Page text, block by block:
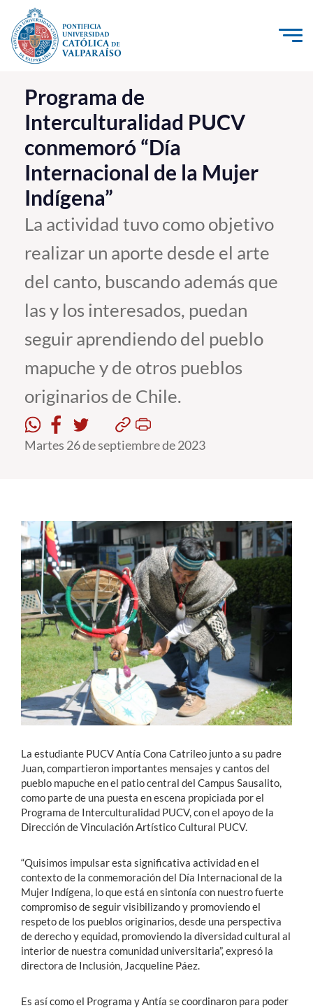
Click acá para ir directamente al contenido
La Universidad
Investigación, Creación e Innovación
PUCV Internacional
Vinculación con el Medio
Admisión
Pregrado
Postgrado
Formación Continua
Estudiantes
Académicos
Funcionarios
Alumni
Programa de
Interculturalidad PUCV
conmemoró “Día
Internacional de la Mujer
Indígena”
La actividad tuvo como objetivo
realizar un aporte desde el arte
del canto, buscando además que
las y los interesados, puedan
seguir aprendiendo del pueblo
mapuche y de otros pueblos
originarios de Chile.
Martes 26 de septiembre de 2023
La estudiante PUCV Antía Cona Catrileo junto a su padre
Juan, compartieron importantes mensajes y cantos del
pueblo mapuche en el patio central del Campus Sausalito,
como parte de una puesta en escena propiciada por el
Programa de Interculturalidad PUCV, con el apoyo de la
Dirección de Vinculación Artístico Cultural PUCV.
“Quisimos impulsar esta significativa actividad en el
contexto de la conmemoración del Día Internacional de la
Mujer Indígena, lo que está en sintonía con nuestro fuerte
compromiso de seguir visibilizando y promoviendo el
respeto de los pueblos originarios, desde una perspectiva
de derecho y equidad, promoviendo la diversidad cultural al
interior de nuestra comunidad universitaria”, expresó la
directora de Inclusión, Jacqueline Páez.
Es así como el Programa y Antía se coordinaron para poder